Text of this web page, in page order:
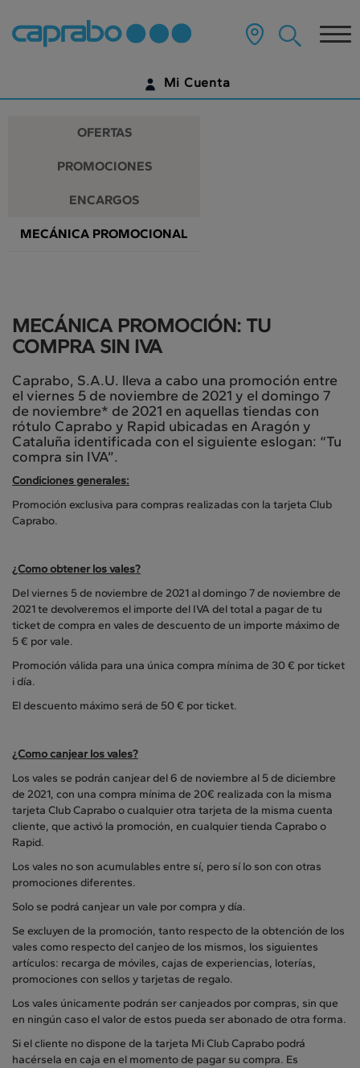
Promociones
y
descuentos
en
nuestros
supermercados
contenido
página
Mi Cuenta
¿AÚN NO TIENES UNA CUENTA DIGITAL?
OFERTAS
PROMOCIONES
ENCARGOS
MECÁNICA PROMOCIONAL
MECÁNICA PROMOCIÓN: TU
COMPRA SIN IVA
Caprabo, S.A.U. lleva a cabo una promoción entre
el viernes 5 de noviembre de 2021 y el domingo 7
de noviembre* de 2021 en aquellas tiendas con
rótulo Caprabo y Rapid ubicadas en Aragón y
Cataluña identificada con el siguiente eslogan: “Tu
compra sin IVA”.
Condiciones generales:
Promoción exclusiva para compras realizadas con la tarjeta Club
Caprabo.
¿Como obtener los vales?
Del viernes 5 de noviembre de 2021 al domingo 7 de noviembre de
2021 te devolveremos el importe del IVA del total a pagar de tu
ticket de compra en vales de descuento de un importe máximo de
5 € por vale.
Promoción válida para una única compra mínima de 30 € por ticket
i día.
El descuento máximo será de 50 € por ticket.
¿Como canjear los vales?
Los vales se podrán canjear del 6 de noviembre al 5 de diciembre
de 2021, con una compra mínima de 20€ realizada con la misma
tarjeta Club Caprabo o cualquier otra tarjeta de la misma cuenta
cliente, que activó la promoción, en cualquier tienda Caprabo o
Rapid.
Los vales no son acumulables entre sí, pero sí lo son con otras
promociones diferentes.
Solo se podrá canjear un vale por compra y día.
Se excluyen de la promoción, tanto respecto de la obtención de los
vales como respecto del canjeo de los mismos, los siguientes
artículos: recarga de móviles, cajas de experiencias, loterías,
promociones con sellos y tarjetas de regalo.
Los vales únicamente podrán ser canjeados por compras, sin que
en ningún caso el valor de estos pueda ser abonado de otra forma.
Si el cliente no dispone de la tarjeta Mi Club Caprabo podrá
hacérsela en caja en el momento de pagar su compra. Es